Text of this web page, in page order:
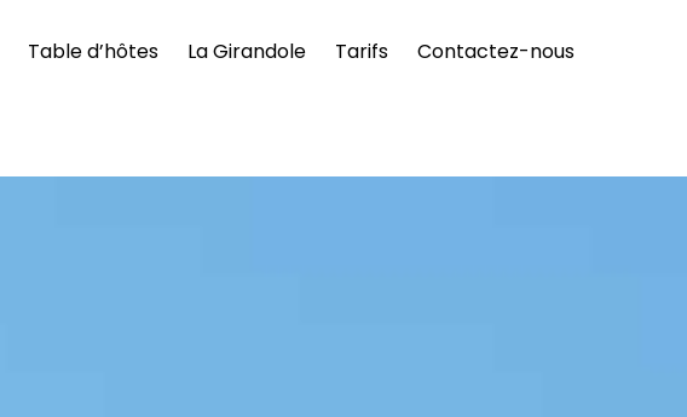
Table d’hôtes La Girandole Tarifs Contactez-nous